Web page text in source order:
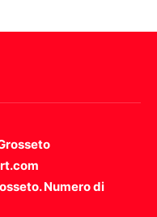
Numero di